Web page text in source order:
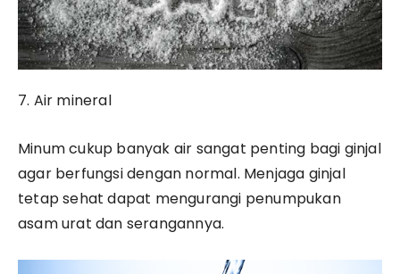
7. Air mineral
Minum cukup banyak air sangat penting bagi ginjal
agar berfungsi dengan normal. Menjaga ginjal
tetap sehat dapat mengurangi penumpukan
asam urat dan serangannya.